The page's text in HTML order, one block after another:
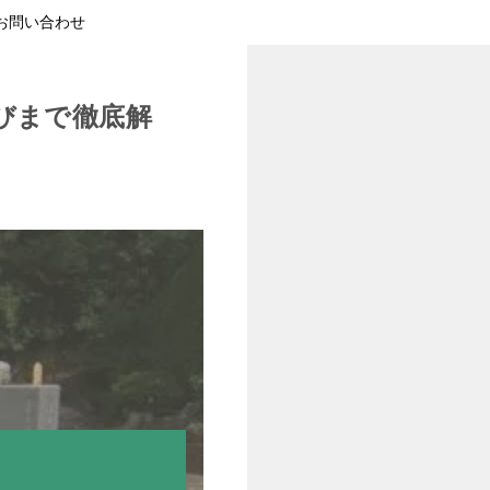
問い合わせ
まで徹底解